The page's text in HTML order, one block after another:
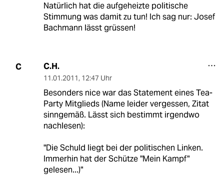
Natürlich hat die aufgeheizte politische
Stimmung was damit zu tun! Ich sag nur: Josef
Bachmann lässt grüssen!
C C.H.
11.01.2011, 12:47 Uhr
Besonders nice war das Statement eines Tea-
Party Mitglieds (Name leider vergessen, Zitat
sinngemäß. Lässt sich bestimmt irgendwo
nachlesen):
"Die Schuld liegt bei der politischen Linken.
Immerhin hat der Schütze "Mein Kampf"
gelesen...)"